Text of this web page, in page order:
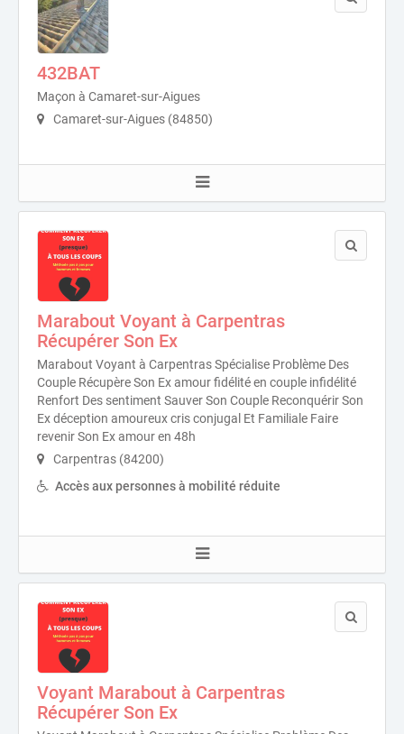
432BAT
Maçon à Camaret-sur-Aigues
Camaret-sur-Aigues (84850)
Marabout Voyant à Carpentras
Récupérer Son Ex
Marabout Voyant à Carpentras Spécialise Problème Des
Couple Récupère Son Ex amour fidélité en couple infidélité
Renfort Des sentiment Sauver Son Couple Reconquérir Son
Ex déception amoureux cris conjugal Et Familiale Faire
revenir Son Ex amour en 48h
Carpentras (84200)
Accès aux personnes à mobilité réduite
Voyant Marabout à Carpentras
Récupérer Son Ex